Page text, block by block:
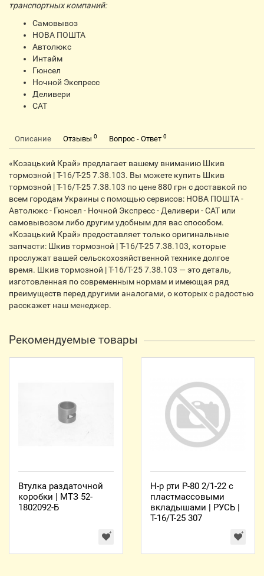
транспортных компаний:
Самовывоз
НОВА ПОШТА
Автолюкс
Интайм
Гюнсел
Ночной Экспресс
Деливери
CАТ
Описание Отзывы 0 Вопрос - Ответ 0
«Козацький Край» предлагает вашему вниманию Шкив
тормозной | Т-16/Т-25 7.38.103. Вы можете купить Шкив
тормозной | Т-16/Т-25 7.38.103 по цене 880 грн с доставкой по
всем городам Украины с помощью сервисов: НОВА ПОШТА -
Автолюкс - Гюнсел - Ночной Экспресс - Деливери - САТ или
самовывозом либо другим удобным для вас способом.
«Козацький Край» предоставляет только оригинальные
запчасти: Шкив тормозной | Т-16/Т-25 7.38.103, которые
прослужат вашей сельскохозяйственной технике долгое
время. Шкив тормозной | Т-16/Т-25 7.38.103 — это деталь,
изготовленная по современным нормам и имеющая ряд
преимуществ перед другими аналогами, о которых с радостью
расскажет наш менеджер.
Рекомендуемые товары
Втулка раздаточной
коробки | МТЗ 52-
1802092-Б
Н-р рти Р-80 2/1-22 с
пластмассовыми
вкладышами | РУСЬ |
Т-16/Т-25 307